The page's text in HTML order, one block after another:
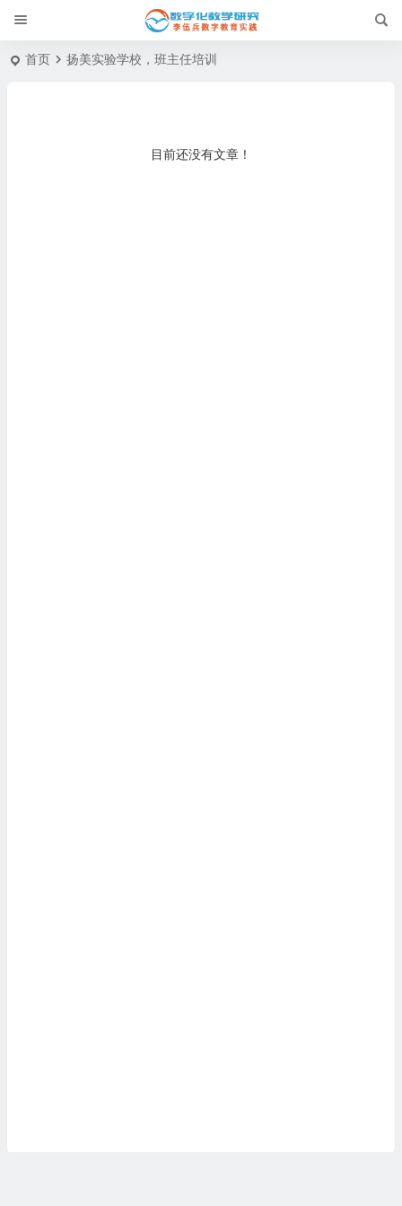
首页 扬美实验学校，班主任培训
目前还没有文章！